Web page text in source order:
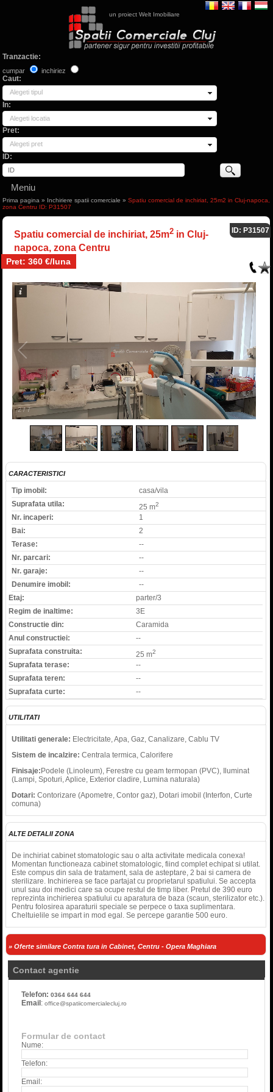
un proiect Welt Imobiliare
Tranzactie:
cumpar inchiriez
Caut:
Alegeti tipul
In:
Alegeti locatia
Pret:
Alegeti pret
ID:
Meniu
Prima pagina » Inchiriere spatii comerciale »Spatiu comercial de inchiriat, 25m2 in Cluj-napoca,
zona Centru ID: P31507
Spatiu comercial de inchiriat, 25m2in Cluj-
napoca, zona Centru
Pret: 360 €/luna
ID: P31507
2/7
CARACTERISTICI
Tip imobil:
casa/vila
Suprafata utila:
25 m2
Nr. incaperi:
1
Bai:
2
Terase:
--
Nr. parcari:
--
Nr. garaje:
--
Denumire imobil:
--
Etaj:
parter/3
Regim de inaltime:
3E
Constructie din:
Caramida
Anul constructiei:
--
Suprafata construita:
25 m2
Suprafata terase:
--
Suprafata teren:
--
Suprafata curte:
--
UTILITATI
Utilitati generale: Electricitate, Apa, Gaz, Canalizare, Cablu TV
Sistem de incalzire: Centrala termica, Calorifere
Finisaje: Podele (Linoleum), Ferestre cu geam termopan (PVC), Iluminat
(Lampi, Spoturi, Aplice, Exterior cladire, Lumina naturala)
Dotari: Contorizare (Apometre, Contor gaz), Dotari imobil (Interfon, Curte
comuna)
ALTE DETALII ZONA
De inchiriat cabinet stomatologic sau o alta activitate medicala conexa!
Momentan functioneaza cabinet stomatologic, fiind complet echipat si utilat.
Este compus din sala de tratament, sala de asteptare, 2 bai si camera de
sterilizare. Inchirierea se face partajat cu proprietarul spatiului. Se accepta
unul sau doi medici care sa ocupe restul de timp liber. Pretul de 390 euro
reprezinta inchirierea spatiului cu aparatura de baza (scaun, sterilizator etc.).
Pentru folosirea aparaturii speciale se perpece o taxa suplimentara.
Cheltuielile se impart in mod egal. Se percepe garantie 500 euro.
» Oferte similare Contra tura in Cabinet, Centru - Opera Maghiara
Contact agentie
Telefon:0364 644 644
Email :office@spatiicomercialecluj.ro
Formular de contact
Nume:
Telefon:
Email: